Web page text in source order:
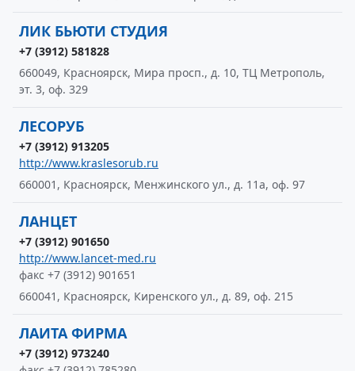
ЛИК БЬЮТИ СТУДИЯ
+7 (3912) 581828
660049, Красноярск, Мира просп., д. 10, ТЦ Метрополь,
эт. 3, оф. 329
ЛЕСОРУБ
+7 (3912) 913205
http://www.kraslesorub.ru
660001, Красноярск, Менжинского ул., д. 11а, оф. 97
ЛАНЦЕТ
+7 (3912) 901650
http://www.lancet-med.ru
факс +7 (3912) 901651
660041, Красноярск, Киренского ул., д. 89, оф. 215
ЛАИТА ФИРМА
+7 (3912) 973240